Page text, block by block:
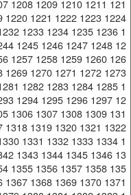
1208 1209 1210 1211 121
1220 1221 1222 1223 1224
1233 1234 1235 1236 1
1245 1246 1247 1248 12
1257 1258 1259 1260 126
1269 1270 1271 1272 1273
1282 1283 1284 1285 1
1294 1295 1296 1297 12
1306 1307 1308 1309 131
1318 1319 1320 1321 1322
1331 1332 1333 1334 1
1343 1344 1345 1346 13
1355 1356 1357 1358 135
1367 1368 1369 1370 1371